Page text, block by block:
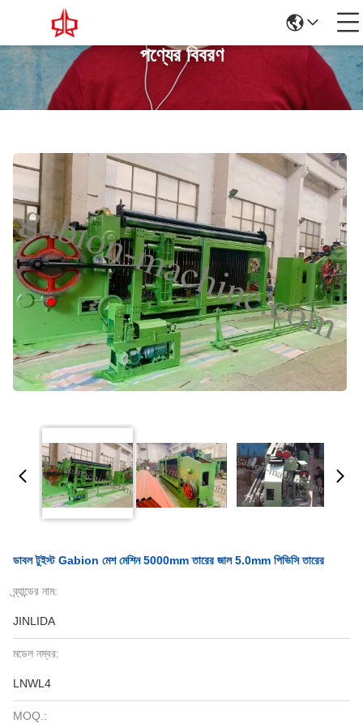
পণ্যের বিবরণ
ডাবল টুইস্ট Gabion মেশ মেশিন 5000mm তারের জাল 5.0mm পিভিসি তারের
ব্র্যান্ডের নাম:
JINLIDA
মডেল নম্বর:
LNWL4
MOQ.: